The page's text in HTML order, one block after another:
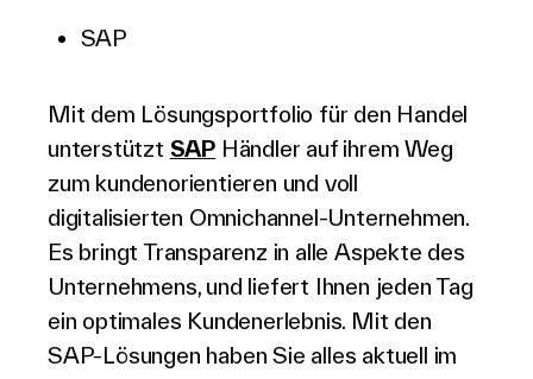
SAP
Mit dem Lösungsportfolio für den Handel
unterstützt SAP Händler auf ihrem Weg
zum kundenorientieren und voll
digitalisierten Omnichannel-Unternehmen.
Es bringt Transparenz in alle Aspekte des
Unternehmens, und liefert Ihnen jeden Tag
ein optimales Kundenerlebnis. Mit den
SAP-Lösungen haben Sie alles aktuell im